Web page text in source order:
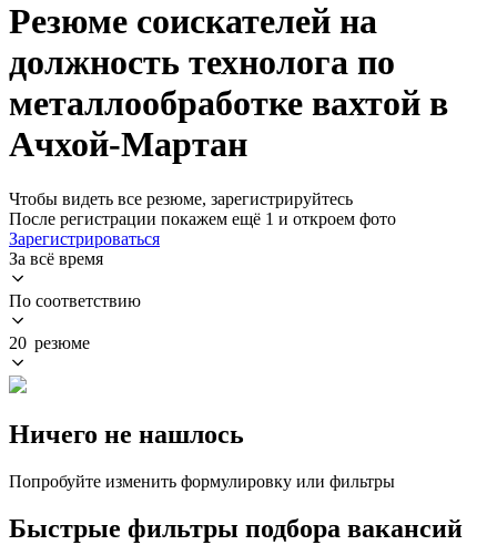
Резюме соискателей на
должность технолога по
металлообработке вахтой в
Ачхой-Мартан
Чтобы видеть все резюме, зарегистрируйтесь
После регистрации покажем ещё 1 и откроем фото
Зарегистрироваться
За всё время
По соответствию
20 резюме
Ничего не нашлось
Попробуйте изменить формулировку или фильтры
Быстрые фильтры подбора вакансий